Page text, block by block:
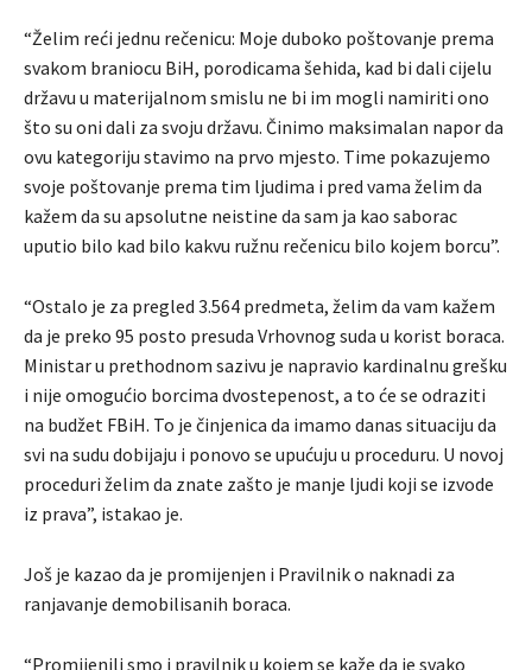
“Želim reći jednu rečenicu: Moje duboko poštovanje prema
svakom braniocu BiH, porodicama šehida, kad bi dali cijelu
državu u materijalnom smislu ne bi im mogli namiriti ono
što su oni dali za svoju državu. Činimo maksimalan napor da
ovu kategoriju stavimo na prvo mjesto. Time pokazujemo
svoje poštovanje prema tim ljudima i pred vama želim da
kažem da su apsolutne neistine da sam ja kao saborac
uputio bilo kad bilo kakvu ružnu rečenicu bilo kojem borcu”.
“Ostalo je za pregled 3.564 predmeta, želim da vam kažem
da je preko 95 posto presuda Vrhovnog suda u korist boraca.
Ministar u prethodnom sazivu je napravio kardinalnu grešku
i nije omogućio borcima dvostepenost, a to će se odraziti
na budžet FBiH. To je činjenica da imamo danas situaciju da
svi na sudu dobijaju i ponovo se upućuju u proceduru. U novoj
proceduri želim da znate zašto je manje ljudi koji se izvode
iz prava”, istakao je.
Još je kazao da je promijenjen i Pravilnik o naknadi za
ranjavanje demobilisanih boraca.
“Promijenili smo i pravilnik u kojem se kaže da je svako